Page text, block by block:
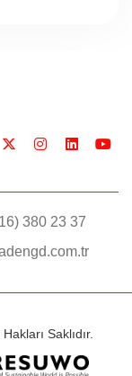
380 23 37
Saklıdır.